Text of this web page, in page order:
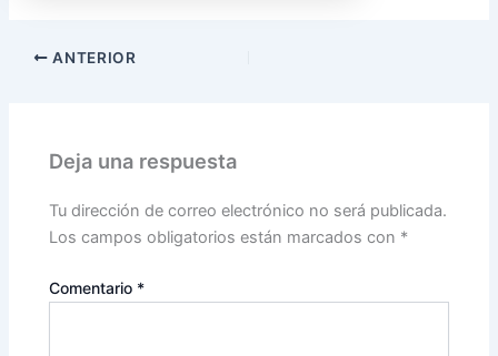
ANTERIOR
Deja una respuesta
Tu dirección de correo electrónico no será publicada.
Los campos obligatorios están marcados con *
Comentario *